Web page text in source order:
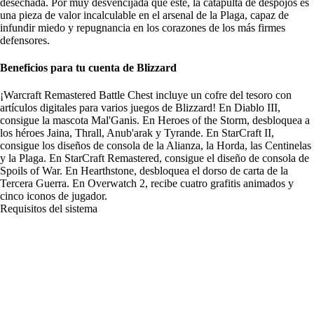
una pieza de valor incalculable en el arsenal de la Plaga, capaz de
infundir miedo y repugnancia en los corazones de los más firmes
defensores.
Beneficios para tu cuenta de Blizzard
¡Warcraft Remastered Battle Chest incluye un cofre del tesoro con
artículos digitales para varios juegos de Blizzard! En Diablo III,
consigue la mascota Mal'Ganis. En Heroes of the Storm, desbloquea a
los héroes Jaina, Thrall, Anub'arak y Tyrande. En StarCraft II,
consigue los diseños de consola de la Alianza, la Horda, las Centinelas
y la Plaga. En StarCraft Remastered, consigue el diseño de consola de
Spoils of War. En Hearthstone, desbloquea el dorso de carta de la
Tercera Guerra. En Overwatch 2, recibe cuatro grafitis animados y
cinco iconos de jugador.
Requisitos del sistema